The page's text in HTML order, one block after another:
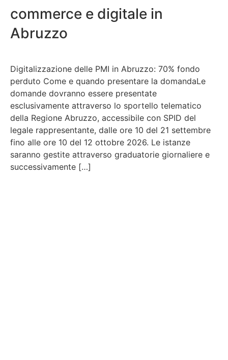
commerce e digitale in
Abruzzo
Digitalizzazione delle PMI in Abruzzo: 70% fondo
perduto Come e quando presentare la domandaLe
domande dovranno essere presentate
esclusivamente attraverso lo sportello telematico
della Regione Abruzzo, accessibile con SPID del
legale rappresentante, dalle ore 10 del 21 settembre
fino alle ore 10 del 12 ottobre 2026. Le istanze
saranno gestite attraverso graduatorie giornaliere e
successivamente […]